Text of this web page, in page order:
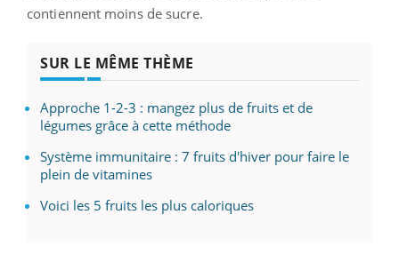
contiennent moins de sucre.
SUR LE MÊME THÈME
Approche 1-2-3 : mangez plus de fruits et de
légumes grâce à cette méthode
Système immunitaire : 7 fruits d'hiver pour faire le
plein de vitamines
Voici les 5 fruits les plus caloriques